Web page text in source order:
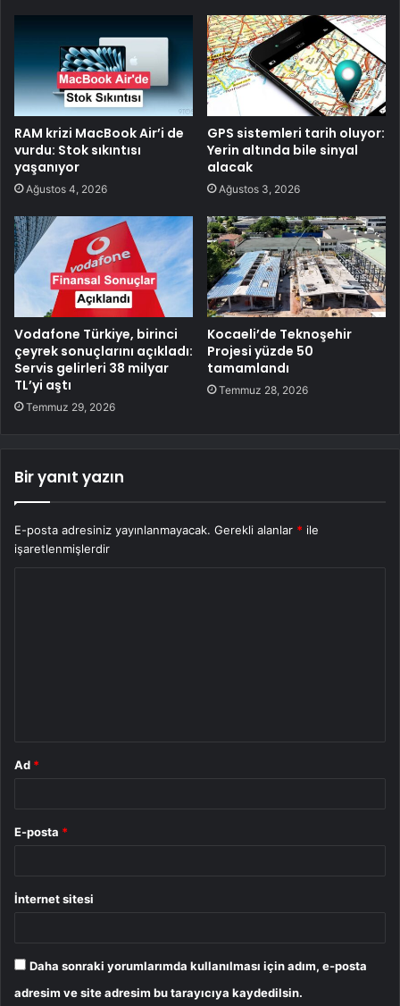
RAM krizi MacBook Air’i de
vurdu: Stok sıkıntısı
yaşanıyor
Ağustos 4, 2026
GPS sistemleri tarih oluyor:
Yerin altında bile sinyal
alacak
Ağustos 3, 2026
Vodafone Türkiye, birinci
çeyrek sonuçlarını açıkladı:
Servis gelirleri 38 milyar
TL’yi aştı
Temmuz 29, 2026
Kocaeli’de Teknoşehir
Projesi yüzde 50
tamamlandı
Temmuz 28, 2026
Bir yanıt yazın
E-posta adresiniz yayınlanmayacak. Gerekli alanlar * ile
işaretlenmişlerdir
Ad *
E-posta *
İnternet sitesi
Daha sonraki yorumlarımda kullanılması için adım, e-posta
adresim ve site adresim bu tarayıcıya kaydedilsin.